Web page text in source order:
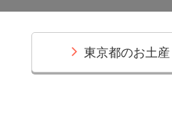
東京都のお土産